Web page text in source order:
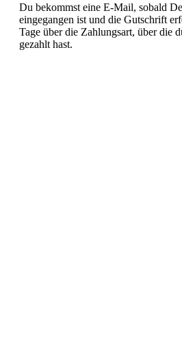
Du bekommst eine E-Mail, sobald
eingegangen ist und die Gutschrift
Tage über die Zahlungsart, über die
gezahlt hast.